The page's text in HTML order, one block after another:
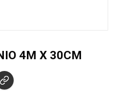
4M X 30CM